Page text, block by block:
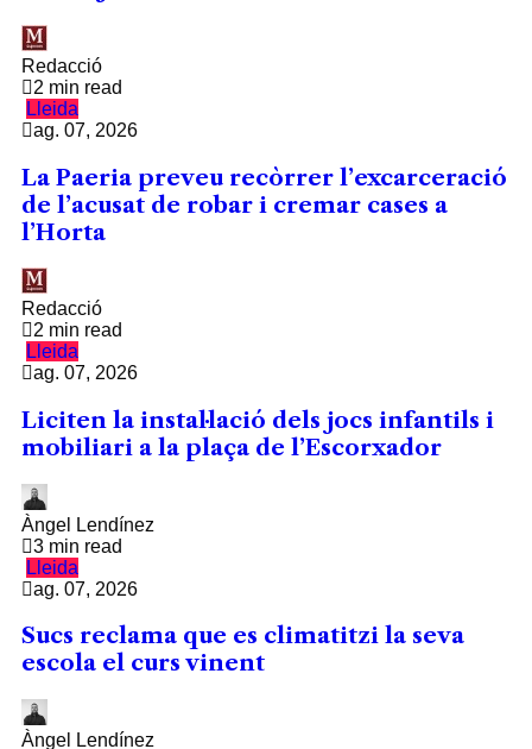
Redacció
2 min read
Lleida
ag. 07, 2026
La Paeria preveu recòrrer l’excarceració
de l’acusat de robar i cremar cases a
l’Horta
Redacció
2 min read
Lleida
ag. 07, 2026
Liciten la instal·lació dels jocs infantils i
mobiliari a la plaça de l’Escorxador
Àngel Lendínez
3 min read
Lleida
ag. 07, 2026
Sucs reclama que es climatitzi la seva
escola el curs vinent
Àngel Lendínez